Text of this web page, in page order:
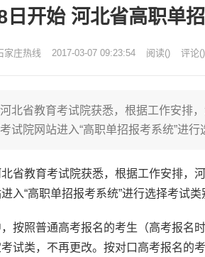
日开始 河北省高职单
家庄热线 2017-03-07 09:23:54 阅读() 评论()
北省教育考试院获悉，根据工作安排
试院网站进入“高职单招报考系统”进
省教育考试院获悉，根据工作安排，
入“高职单招报考系统”进行选择考试类
按照普通高考报名的考生（高考报名
考试类，不再更改。按对口高考报名的